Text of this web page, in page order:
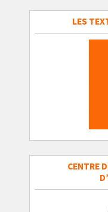
LES
CENTRE